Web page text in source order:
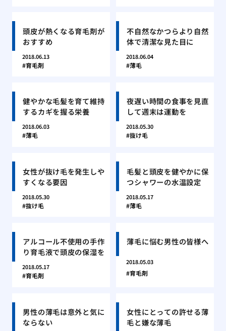
頭皮が熱くなる育毛剤が
おすすめ
2018.06.13
育毛剤
不自然なかつらより自然
体で清潔な見た目に
2018.06.04
薄毛
健やかな毛髪を育て維持
するカギを握る栄養
2018.06.03
薄毛
夜遅い時間の食事を見直
して週末は運動を
2018.05.30
抜け毛
女性が抜け毛を発生しや
すくなる要因
2018.05.30
抜け毛
毛髪と頭皮を健やかに保
つシャワーの水温設定
2018.05.17
薄毛
アルコール不使用の手作
り育毛液で頭皮の保湿を
2018.05.17
育毛剤
薄毛に悩む男性の皆様へ
2018.05.03
育毛剤
男性の薄毛は意外と気に
ならない
女性にとっての許せる薄
毛と嫌な薄毛